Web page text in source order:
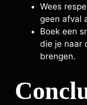
Wees
geen afval
Boek een
die je naar
brengen.